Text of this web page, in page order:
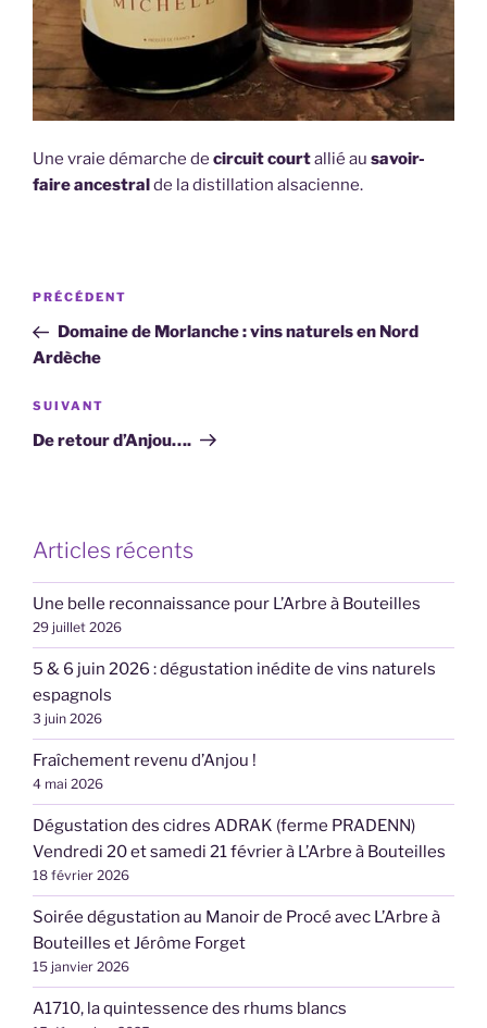
Une vraie démarche de circuit courtallié au savoir-
faire ancestralde la distillation alsacienne.
Navigation
l’article
Article
précédent
PRÉCÉDENT
Domaine de Morlanche : vins naturels en Nord
Ardèche
Article
suivant
SUIVANT
De retour d’Anjou….
Articles récents
Une belle reconnaissance pour L’Arbre à Bouteilles
29 juillet 2026
5 & 6 juin 2026 : dégustation inédite de vins naturels
espagnols
3 juin 2026
Fraîchement revenu d’Anjou !
4 mai 2026
Dégustation des cidres ADRAK (ferme PRADENN)
Vendredi 20 et samedi 21 février à L’Arbre à Bouteilles
18 février 2026
Soirée dégustation au Manoir de Procé avec L’Arbre à
Bouteilles et Jérôme Forget
15 janvier 2026
A1710, la quintessence des rhums blancs